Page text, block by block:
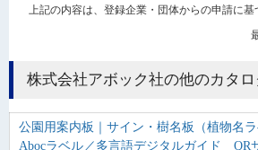
上記の内容は、登録企業・団体からの申請に基
株式会社アボック社の他のカタ
公園用案内板｜サイン・樹名板（植物名ラ
Abocラベル／多言語デジタルガイド QR